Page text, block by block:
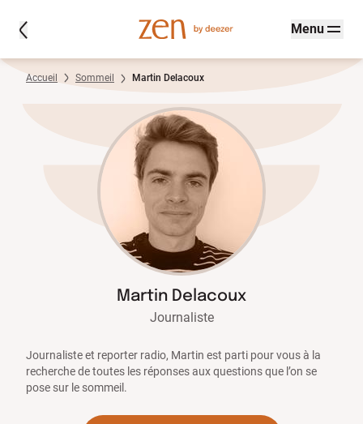
Menu
Accueil Sommeil Martin Delacoux
Martin Delacoux
Journaliste
Journaliste et reporter radio, Martin est parti pour vous à la
recherche de toutes les réponses aux questions que l’on se
pose sur le sommeil.